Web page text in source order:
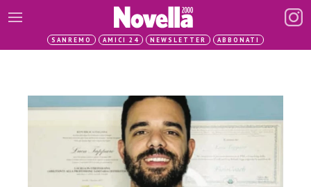
SANREMO AMICI 24 NEWSLETTER ABBONATI